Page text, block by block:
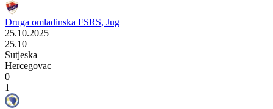
Druga omladinska FSRS, Jug
25.10.2025
25.10
Sutjeska
Hercegovac
0
1